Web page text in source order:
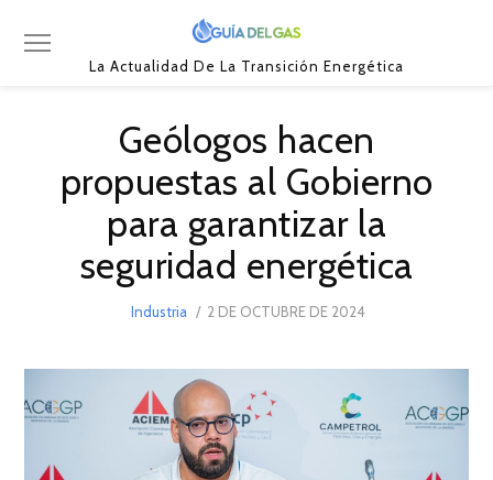
La Actualidad De La Transición Energética
Geólogos hacen
propuestas al Gobierno
para garantizar la
seguridad energética
Industria
POSTED
2 DE OCTUBRE DE 20242